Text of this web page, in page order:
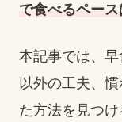
で食べるペース
本記事では、
以外の工夫、
た方法を見つ